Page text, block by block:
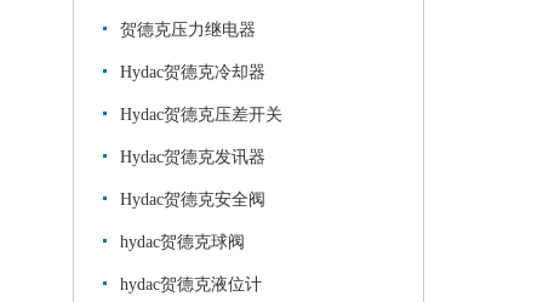
贺德克压力继电器
Hydac贺德克冷却器
Hydac贺德克压差开关
Hydac贺德克发讯器
Hydac贺德克安全阀
hydac贺德克球阀
hydac贺德克液位计